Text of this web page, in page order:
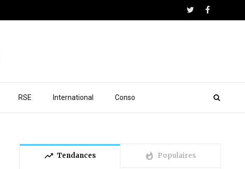
RSE International Conso
trending_up Tendances whatshot Populaires